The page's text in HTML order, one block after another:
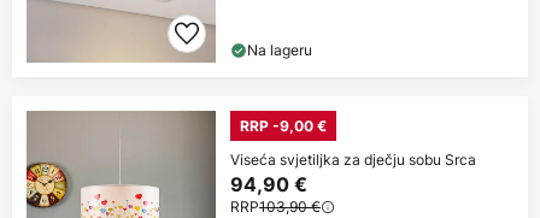
Na lageru
RRP -9,00 €
Viseća svjetiljka za dječju sobu Srca
94,90 €
RRP103,90 €